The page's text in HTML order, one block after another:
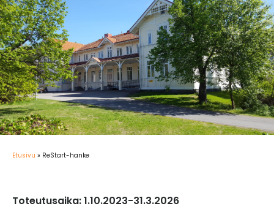
Etusivu » ReStart-hanke
Toteutusaika: 1.10.2023-31.3.2026